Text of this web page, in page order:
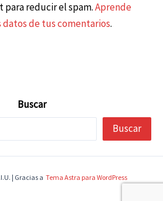
para reducir el spam.Aprende
datos de tus comentarios.
Buscar
Buscar
| Gracias a Tema Astra para WordPress